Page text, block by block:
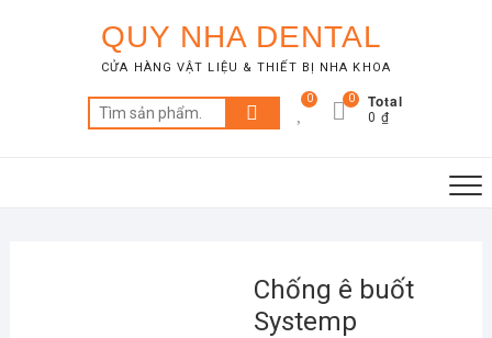
QUY NHA DENTAL
CỬA HÀNG VẬT LIỆU & THIẾT BỊ NHA KHOA
Tìm
kiếm:
0 Total
0 ₫
0
Chống ê buốt
Systemp